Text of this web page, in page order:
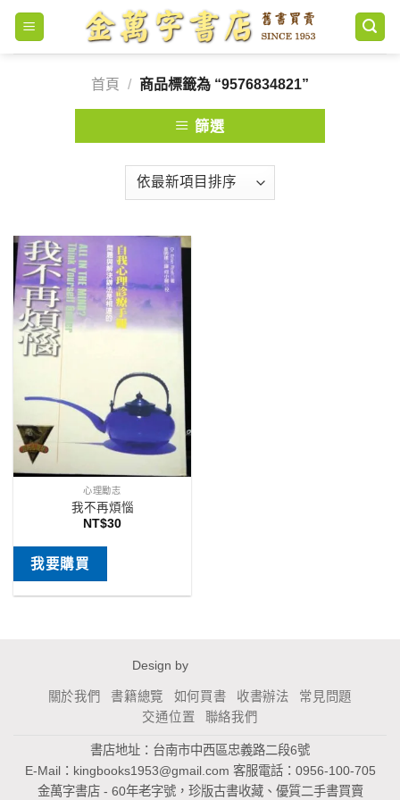
Skip
content
首頁
/ 商品標籤為 “9576834821”
篩選
心理勵志
我不再煩惱
NT$30
我要購買
Design by
關於我們 書籍總覽 如何買書 收書辦法
常見問題
交通位置
聯絡我們
書店地址：台南市中西區忠義路二段6號
E-Mail： kingbooks1953@gmail.com 客服電話：0956-100-705
金萬字書店 - 60年老字號，珍版古書收藏、優質二手書買賣